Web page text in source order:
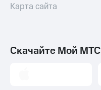
Карта сайта
Скачайте Мой МТС